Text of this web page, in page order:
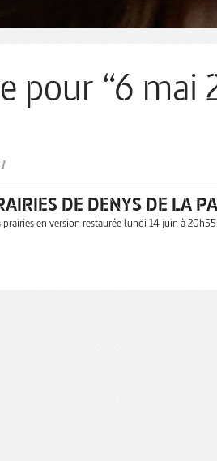
pour “6 mai
DE DENYS DE LA
prairies en version restaurée lundi 14 juin à